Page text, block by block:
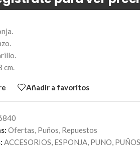
cm.
Añadir a favoritos
Ofertas, Puños, Repuestos
ACCESORIOS, ESPONJA, PUNO, PUÑOS